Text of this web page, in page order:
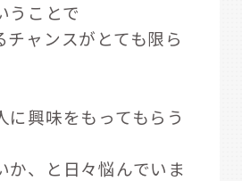
うことで
チャンスがとても限ら
に興味をもってもらう
か、と日々悩んでいま